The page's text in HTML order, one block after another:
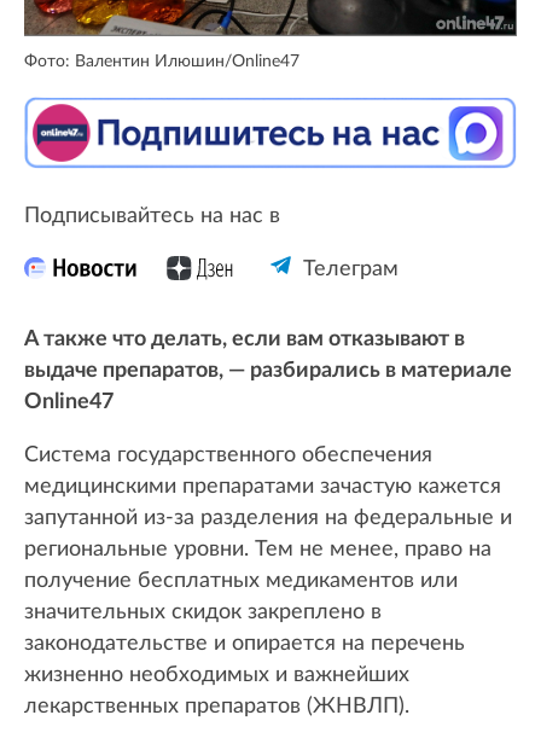
Фото: Валентин Илюшин/Online47
Подписывайтесь на нас в
Телеграм
А также что делать, если вам отказывают в
выдаче препаратов, — разбирались в материале
Online47
Система государственного обеспечения
медицинскими препаратами зачастую кажется
запутанной из-за разделения на федеральные и
региональные уровни. Тем не менее, право на
получение бесплатных медикаментов или
значительных скидок закреплено в
законодательстве и опирается на перечень
жизненно необходимых и важнейших
лекарственных препаратов (ЖНВЛП).